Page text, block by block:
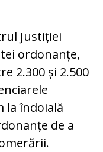
Justiției
ordonanțe,
2.300 și 2.500
la îndoială
de a